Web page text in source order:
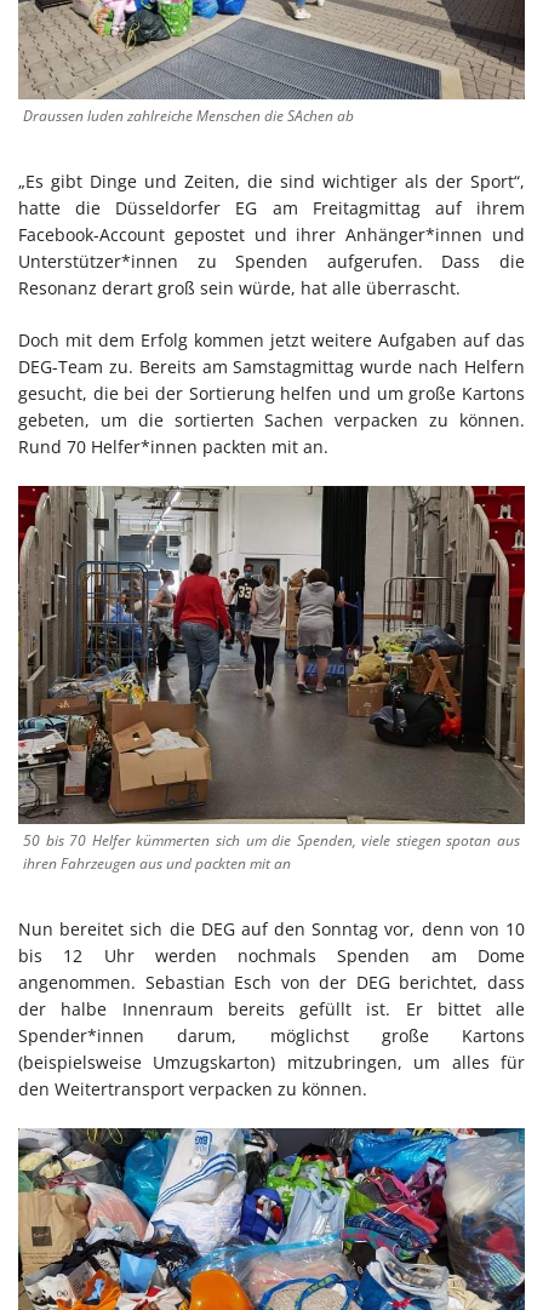
Draussen luden zahlreiche Menschen die SAchen ab
„Es gibt Dinge und Zeiten, die sind wichtiger als der Sport“,
hatte die Düsseldorfer EG am Freitagmittag auf ihrem
Facebook-Account gepostet und ihrer Anhänger*innen und
Unterstützer*innen zu Spenden aufgerufen. Dass die
Resonanz derart groß sein würde, hat alle überrascht.
Doch mit dem Erfolg kommen jetzt weitere Aufgaben auf das
DEG-Team zu. Bereits am Samstagmittag wurde nach Helfern
gesucht, die bei der Sortierung helfen und um große Kartons
gebeten, um die sortierten Sachen verpacken zu können.
Rund 70 Helfer*innen packten mit an.
50 bis 70 Helfer kümmerten sich um die Spenden, viele stiegen spotan aus
ihren Fahrzeugen aus und packten mit an
Nun bereitet sich die DEG auf den Sonntag vor, denn von 10
bis 12 Uhr werden nochmals Spenden am Dome
angenommen. Sebastian Esch von der DEG berichtet, dass
der halbe Innenraum bereits gefüllt ist. Er bittet alle
Spender*innen darum, möglichst große Kartons
(beispielsweise Umzugskarton) mitzubringen, um alles für
den Weitertransport verpacken zu können.